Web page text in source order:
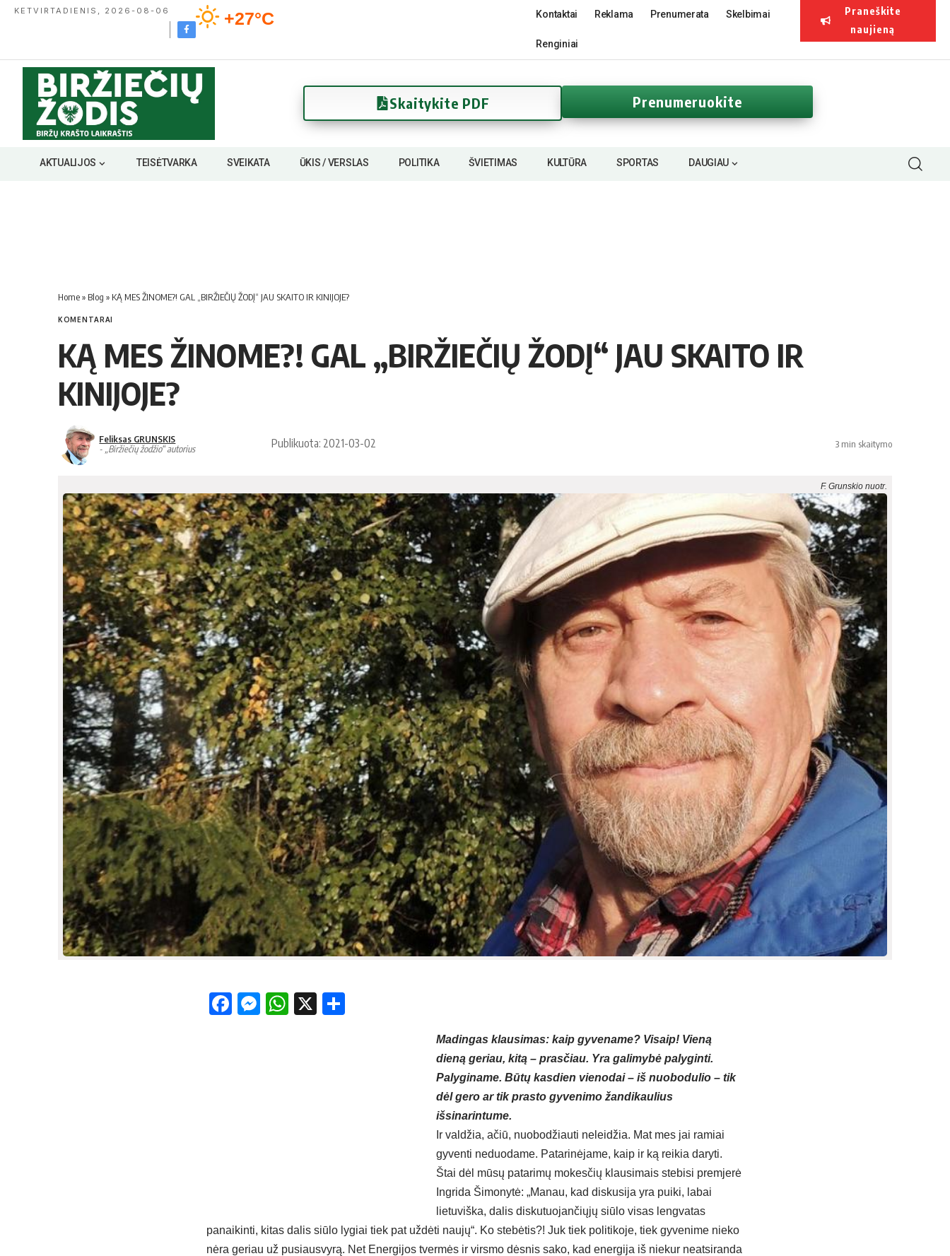
KETVIRTADIENIS, 2026-08-06 +27°C Kontaktai Reklama Prenumerata Skelbimai
Renginiai
Praneškite
naujieną
Skaitykite PDF Prenumeruokite
AKTUALIJOS TEISĖTVARKA SVEIKATA ŪKIS / VERSLAS POLITIKA ŠVIETIMAS KULTŪRA SPORTAS DAUGIAU
Home» Blog » KĄ MES ŽINOME?! GAL „BIRŽIEČIŲ ŽODĮ“ JAU SKAITO IR KINIJOJE?
KOMENTARAI
KĄ MES ŽINOME?! GAL „BIRŽIEČIŲ ŽODĮ“ JAU SKAITO IR
KINIJOJE?
Feliksas GRUNSKIS
- „Biržiečių žodžio“ autorius
Publikuota: 2021-03-02 3 min skaitymo
F. Grunskio nuotr.
Facebook
Messenger
WhatsApp
X
Madingas klausimas: kaip gyvename? Visaip! Vieną
dieną geriau, kitą – prasčiau. Yra galimybė palyginti.
Palyginame. Būtų kasdien vienodai – iš nuobodulio – tik
dėl gero ar tik prasto gyvenimo žandikaulius
išsinarintume.
Ir valdžia, ačiū, nuobodžiauti neleidžia. Mat mes jai ramiai
gyventi neduodame. Patarinėjame, kaip ir ką reikia daryti.
Štai dėl mūsų patarimų mokesčių klausimais stebisi premjerė
Ingrida Šimonytė: „Manau, kad diskusija yra puiki, labai
lietuviška, dalis diskutuojančiųjų siūlo visas lengvatas
panaikinti, kitas dalis siūlo lygiai tiek pat uždėti naujų“. Ko stebėtis?! Juk tiek politikoje, tiek gyvenime nieko
nėra geriau už pusiausvyrą. Net Energijos tvermės ir virsmo dėsnis sako, kad energija iš niekur neatsiranda